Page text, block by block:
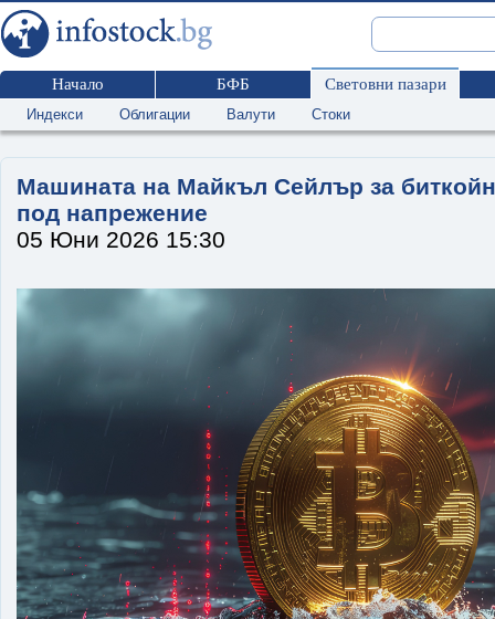
Начало БФБ Световни пазари
Индекси Облигации Валути Стоки
Машината на Майкъл Сейлър за
под напрежение
05 Юни 2026 15:30